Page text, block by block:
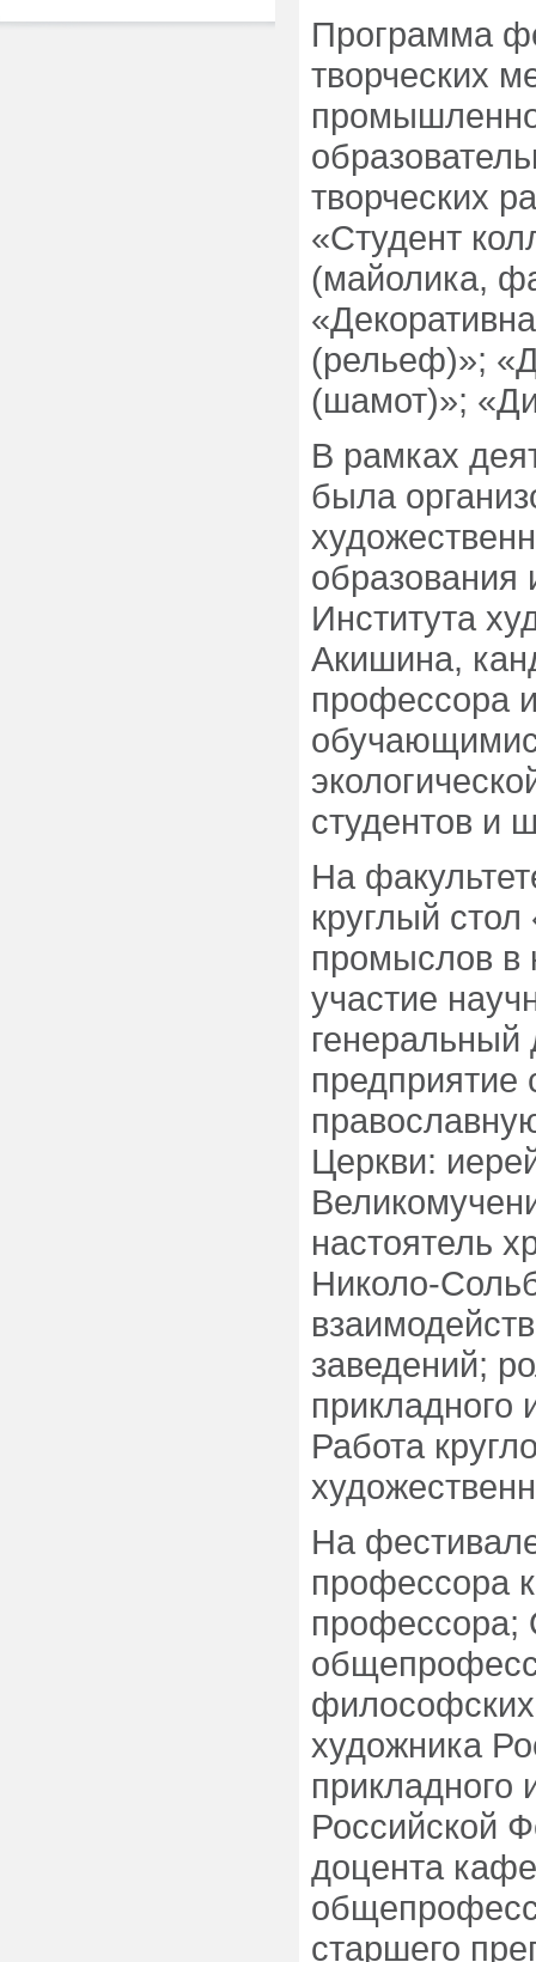
Программа
творческих
творческих
«Студент
(майолика,
(рельеф)»;
(шамот)»;
В рамках
была
образования
Института
Акишина,
профессора
студентов и
На
круглый
промыслов в
участие
предприятие
Церкви:
настоятель
Николо-
заведений;
прикладного
Работа
На
профессора
художника
прикладного
Российской
доцента
старшего